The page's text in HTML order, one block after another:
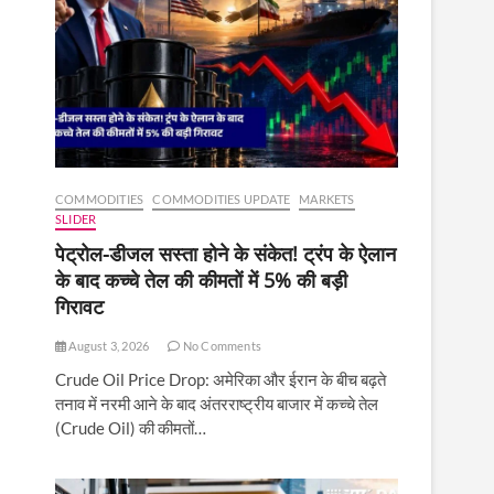
COMMODITIES COMMODITIES UPDATE
MARKETS
SLIDER
पेट्रोल-डीजल सस्ता होने के संकेत! ट्रंप के ऐलान
के बाद कच्चे तेल की कीमतों में 5% की बड़ी
गिरावट
August 3, 2026 No Comments
Crude Oil Price Drop: अमेरिका और ईरान के बीच बढ़ते
तनाव में नरमी आने के बाद अंतरराष्ट्रीय बाजार में कच्चे तेल
(Crude Oil) की कीमतों…